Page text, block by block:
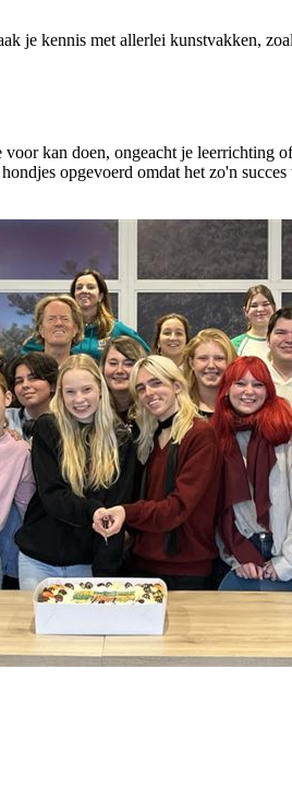
je kennis met allerlei kunstvakken,
kan doen, ongeacht je leerrichting
opgevoerd omdat het zo'n